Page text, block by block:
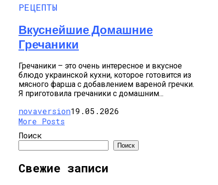
РЕЦЕПТЫ
Вкуснейшие Домашние
Гречаники
Гречаники – это очень интересное и вкусное
блюдо украинской кухни, которое готовится из
мясного фарша с добавлением вареной гречки.
Я приготовила гречаники с домашним...
novaversion19.05.2026
More Posts
Поиск
Поиск
Свежие записи